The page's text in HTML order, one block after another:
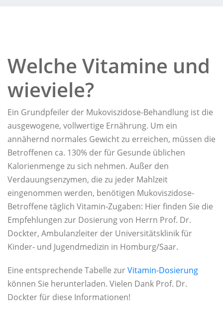
Welche Vitamine und
wieviele?
Ein Grundpfeiler der Mukoviszidose-Behandlung ist die
ausgewogene, vollwertige Ernährung. Um ein
annähernd normales Gewicht zu erreichen, müssen die
Betroffenen ca. 130% der für Gesunde üblichen
Kalorienmenge zu sich nehmen. Außer den
Verdauungsenzymen, die zu jeder Mahlzeit
eingenommen werden, benötigen Mukoviszidose-
Betroffene täglich Vitamin-Zugaben: Hier finden Sie die
Empfehlungen zur Dosierung von Herrn Prof. Dr.
Dockter, Ambulanzleiter der Universitätsklinik für
Kinder- und Jugendmedizin in Homburg/Saar.
Eine entsprechende Tabelle zurVitamin-Dosierung
können Sie herunterladen. Vielen Dank Prof. Dr.
Dockter für diese Informationen!